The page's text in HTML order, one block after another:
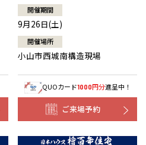
開催期間
9月26日(土)
開催場所
小山市西城南構造現場
QUOカード1000円分進呈中！
ご来場予約